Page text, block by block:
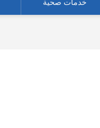
خدمات صحية